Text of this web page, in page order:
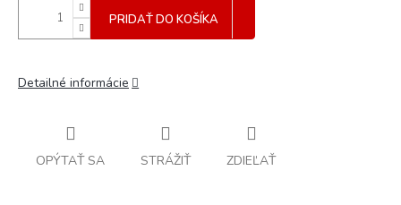
PRIDAŤ DO KOŠÍKA
Detailné informácie
OPÝTAŤ SA STRÁŽIŤ ZDIEĽAŤ